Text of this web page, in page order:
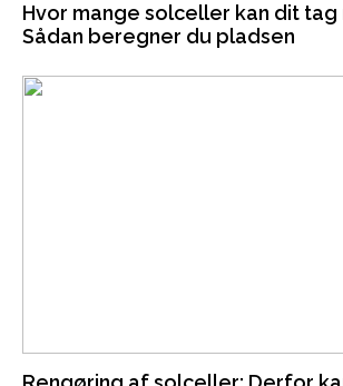
Hvor mange solceller kan dit tag
Sådan beregner du pladsen